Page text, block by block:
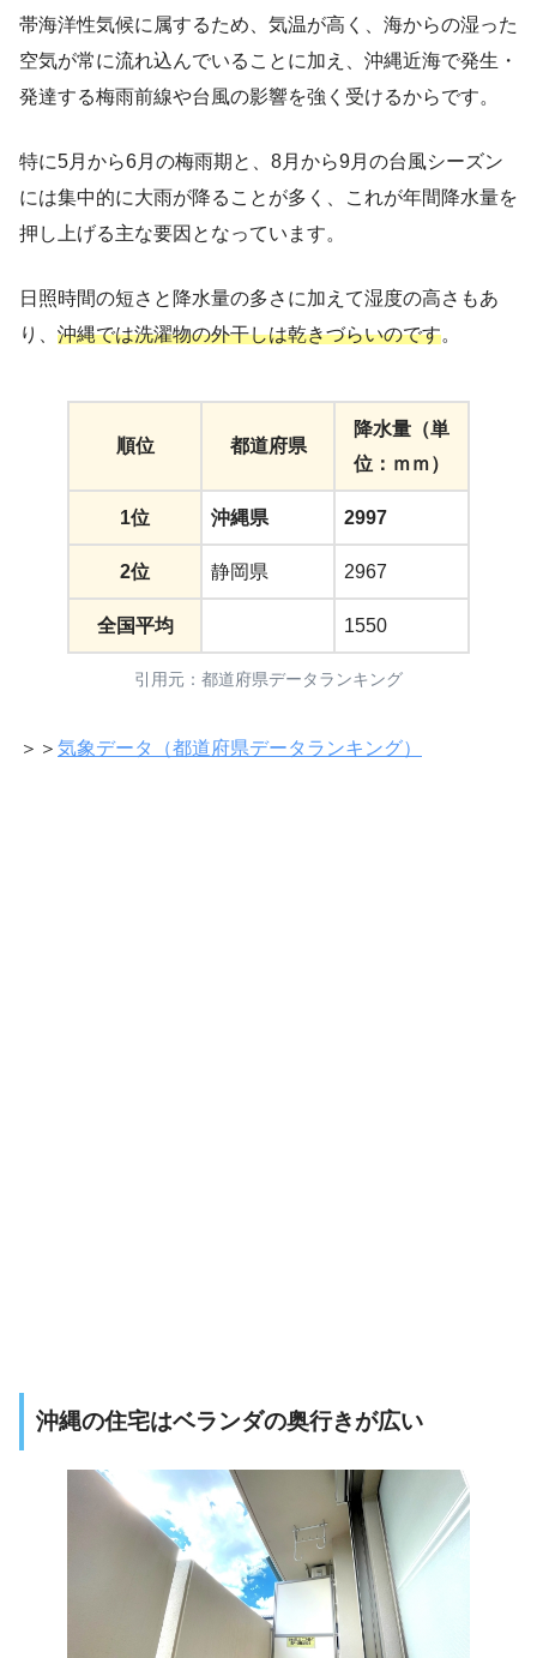
帯海洋性気候に属するため、気温が高く、海からの湿った
空気が常に流れ込んでいることに加え、沖縄近海で発生・
発達する梅雨前線や台風の影響を強く受けるからです。
特に5月から6月の梅雨期と、8月から9月の台風シーズン
には集中的に大雨が降ることが多く、これが年間降水量を
押し上げる主な要因となっています。
日照時間の短さと降水量の多さに加えて湿度の高さもあ
り、 沖縄では洗濯物の外干しは乾きづらいのです。
順位 都道府県
降水量（単
位：ｍｍ）
1位 沖縄県 2997
2位 静岡県 2967
全国平均 1550
引用元：都道府県データランキング
＞＞ 気象データ（都道府県データランキング）
沖縄の住宅はベランダの奥行きが広い